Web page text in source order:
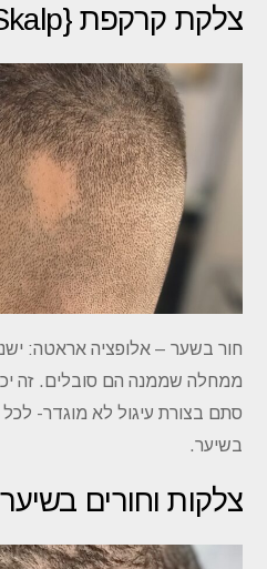
צלקת קרקפת {Scar-Skalp}
חור בשער – אלופציה אראטה:
ממחלה שממנה הם סובלים. זה
סתם בצורת עיגול לא מוגדר-
בשיער.
צלקות וחורים